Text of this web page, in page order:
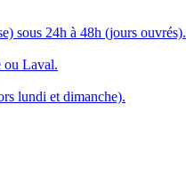
sous 24h à 48h (jours ouvrés).
ou Laval.
lundi et dimanche).